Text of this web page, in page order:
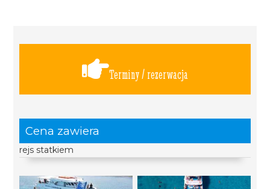
Terminy / rezerwacja
Cena zawiera
rejs statkiem